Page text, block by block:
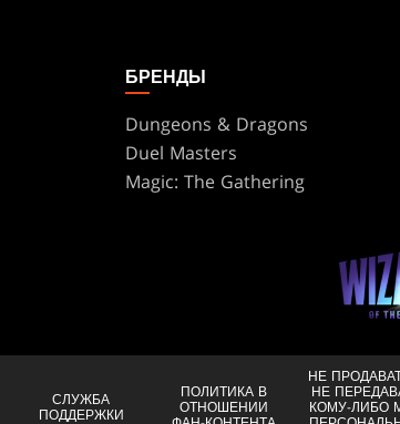
БРЕНДЫ
Dungeons & Dragons
Duel Masters
Magic: The Gathering
СЛУЖБА
ПОДДЕРЖКИ
ПОЛИТИКА В
ОТНОШЕНИИ
НЕ
НЕ
КОМУ-ЛИБО